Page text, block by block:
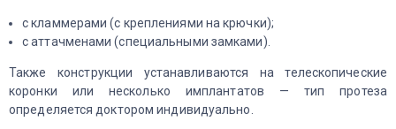
с кламмерами (с креплениями на крючки);
с аттачменами (специальными замками).
Также конструкции устанавливаются на телескопические
коронки или несколько имплантатов — тип протеза
определяется доктором индивидуально.